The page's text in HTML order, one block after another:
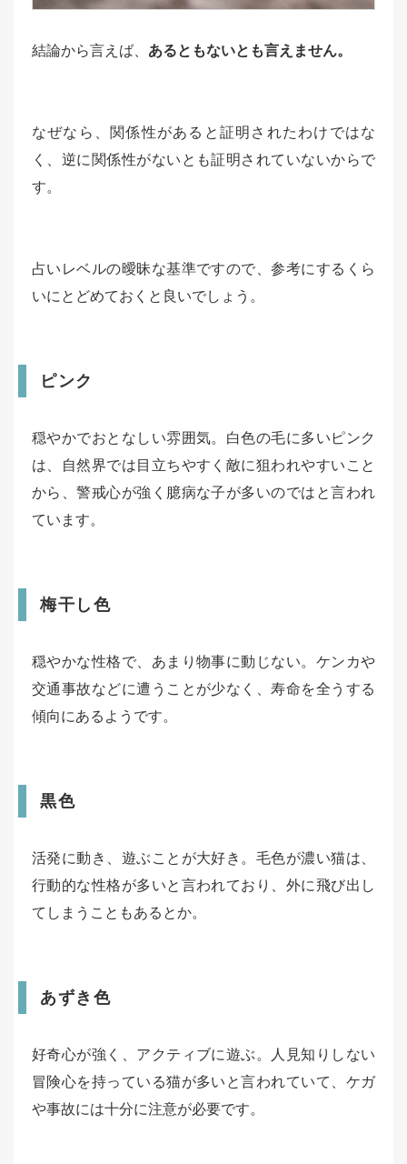
結論から言えば、 あるともないとも言えません。
なぜなら、関係性があると証明されたわけではな
く、逆に関係性がないとも証明されていないからで
す。
占いレベルの曖昧な基準ですので、参考にするくら
いにとどめておくと良いでしょう。
ピンク
穏やかでおとなしい雰囲気。白色の毛に多いピンク
は、自然界では目立ちやすく敵に狙われやすいこと
から、警戒心が強く臆病な子が多いのではと言われ
ています。
梅干し色
穏やかな性格で、あまり物事に動じない。ケンカや
交通事故などに遭うことが少なく、寿命を全うする
傾向にあるようです。
黒色
活発に動き、遊ぶことが大好き。毛色が濃い猫は、
行動的な性格が多いと言われており、外に飛び出し
てしまうこともあるとか。
あずき色
好奇心が強く、アクティブに遊ぶ。人見知りしない
冒険心を持っている猫が多いと言われていて、ケガ
や事故には十分に注意が必要です。